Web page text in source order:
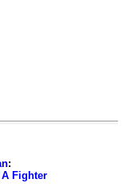
:
A Fighter